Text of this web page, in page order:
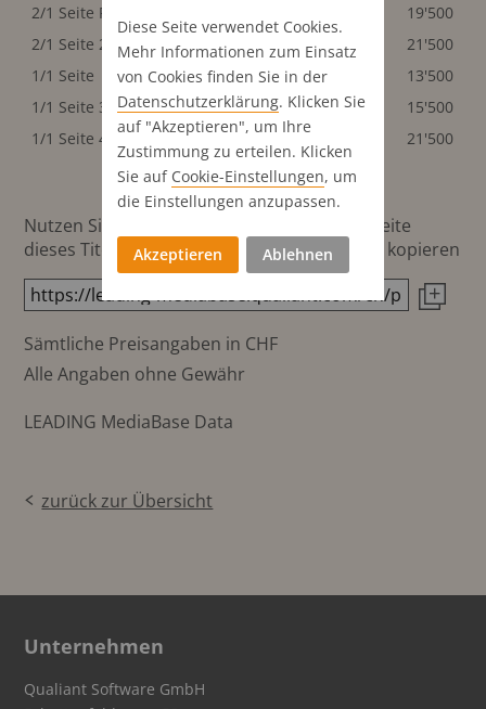
2/1 Seite Panorama
19'500
2/1 Seite 2.U-Seite+S.3
440x300 mm
21'500
1/1 Seite
220x300 mm
13'500
1/1 Seite 3. U-Seite
220x300 mm
15'500
1/1 Seite 4. U-Seite
220x300 mm 21'500
Nutzen Sie diesen Button um den Link zur Seite
dieses Titels direkt in die Zwischenablage zu kopieren
Sämtliche Preisangaben in CHF
Alle Angaben ohne Gewähr
LEADING MediaBase Data
zurück zur Übersicht
Unternehmen
Qualiant Software GmbH
Diese Seite verwendet Cookies.
Mehr Informationen zum Einsatz
von Cookies finden Sie in der
Datenschutz­erklärung. Klicken Sie
auf "Akzeptieren", um Ihre
Zustimmung zu erteilen. Klicken
Sie auf Cookie-Einstellungen, um
die Einstellungen anzupassen.
Akzeptieren Ablehnen